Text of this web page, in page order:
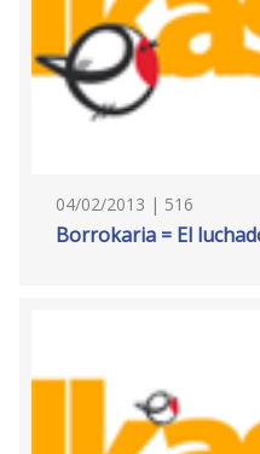
04/02/2013 | 516
Borrokaria = El